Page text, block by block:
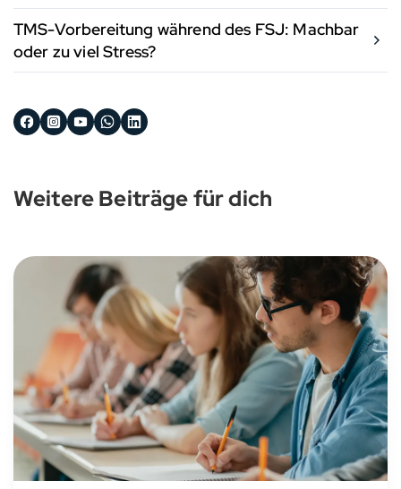
TMS-Vorbereitung während des FSJ: Machbar
oder zu viel Stress?
Weitere Beiträge für dich